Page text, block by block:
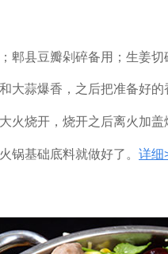
郫县豆瓣剁碎备用；生姜
大蒜爆香，之后把准备好的
火烧开，烧开之后离火加盖
锅基础底料就做好了。 详细